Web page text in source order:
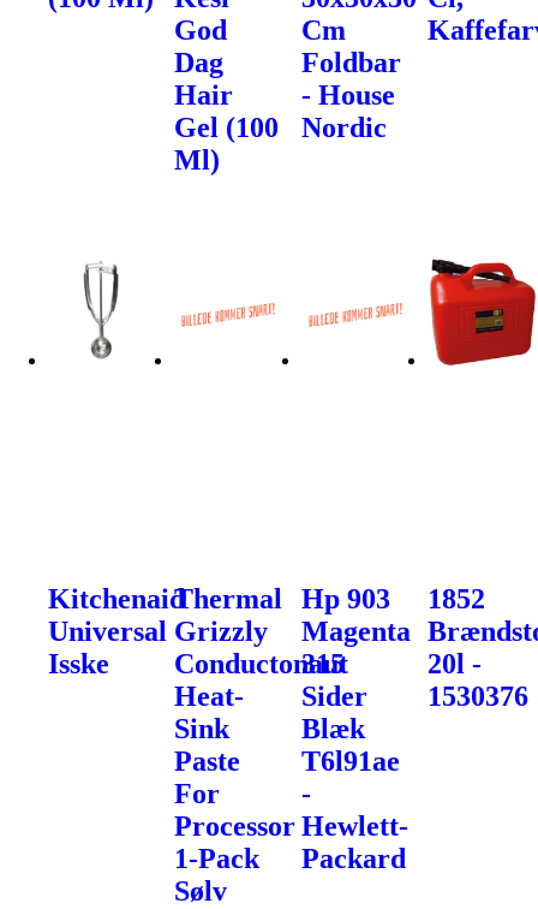
God
Dag
Hair
Gel (100
Ml)
Cm
Foldbar
- House
Nordic
Kitchenaid
Universal
Isske
Thermal
Grizzly
Conductonaut
Heat-
Sink
Paste
For
Processor
1-Pack
Sølv
Hp 903
Magenta
315
Sider
Blæk
T6l91ae
-
Hewlett-
Packard
1852
20l -
1530376